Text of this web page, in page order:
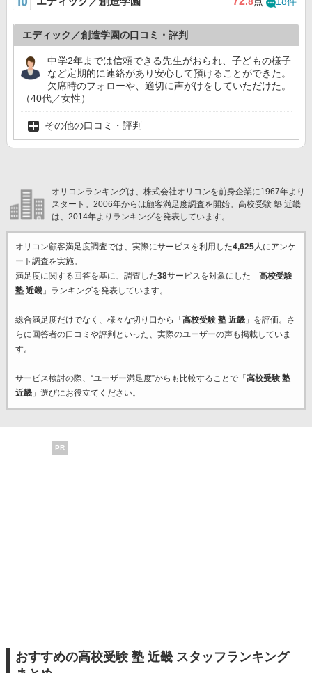
エディック／創造学園の口コミ・評判
中学2年までは信頼できる先生がおられ、子どもの様子
など定期的に連絡があり安心して預けることができた。
欠席時のフォローや、適切に声がけをしていただけた。
（40代／女性）
その他の口コミ・評判
オリコンランキングは、株式会社オリコンを前身企業に1967年より
スタート。2006年からは顧客満足度調査を開始。高校受験 塾 近畿
は、2014年よりランキングを発表しています。
オリコン顧客満足度調査では、実際にサービスを利用した4,625人にアンケ
ート調査を実施。
満足度に関する回答を基に、調査した38サービスを対象にした「 高校受験
塾 近畿」ランキングを発表しています。
総合満足度だけでなく、様々な切り口から「 高校受験 塾 近畿」を評価。さ
らに回答者の口コミや評判といった、実際のユーザーの声も掲載していま
す。
サービス検討の際、“ユーザー満足度”からも比較することで「 高校受験 塾
近畿」選びにお役立てください。
PR
おすすめの高校受験 塾 近畿 スタッフランキング